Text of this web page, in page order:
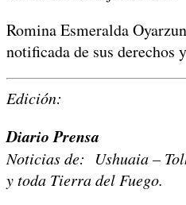
Romina Esmeralda
notificada de sus derechos
Edición:
Diario Prensa
Noticias de: Ushuaia –
y toda Tierra del Fuego.